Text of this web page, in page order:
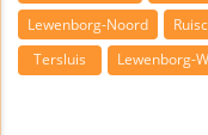
Lewenborg-Noord
Tersluis
Lewenborg-